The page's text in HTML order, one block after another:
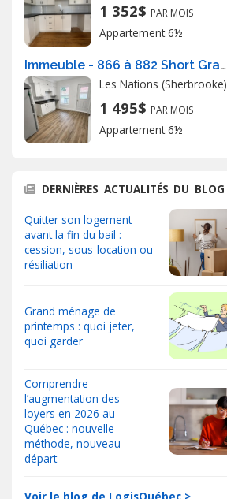
1 352$ PAR MOIS
Appartement 6½
Immeuble - 866 à 882 Short Grand 6 1/2 à Sherbrooke
Les Nations (Sherbrooke)
1 495$ PAR MOIS
Appartement 6½
DERNIÈRES ACTUALITÉS DU BLOG
Quitter son logement
avant la fin du bail :
cession, sous-location ou
résiliation
Grand ménage de
printemps : quoi jeter,
quoi garder
Comprendre
l’augmentation des
loyers en 2026 au
Québec : nouvelle
méthode, nouveau
départ